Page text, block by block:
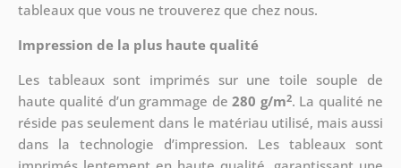
tableaux que vous ne trouverez que chez nous.
Impression de la plus haute qualité
Les tableaux sont imprimés sur une toile souple de
haute qualité d’un grammage de280 g/m2. La qualité ne
réside pas seulement dans le matériau utilisé, mais aussi
dans la technologie d’impression. Les tableaux sont